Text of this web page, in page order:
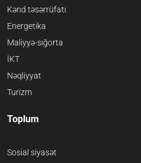
Kənd təsərrüfatı
Energetika
Maliyyə-sığorta
İKT
Nəqliyyat
Turizm
Toplum
Sosial siyasət